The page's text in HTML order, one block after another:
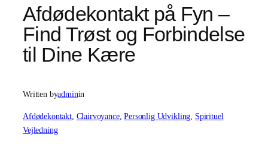
Afdødekontakt på Fyn –
Find Trøst og Forbindelse
til Dine Kære
Written byadminin
Afdødekontakt, Clairvoyance, Personlig Udvikling, Spirituel
Vejledning